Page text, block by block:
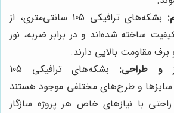
بشکه‌های ترافیکی 105 سانتی‌متری، از
ساخته شده‌اند و در برابر ضربه، نور
برف مقاومت بالایی دارند.
و طراحی:
بشکه‌های ترافیکی 105
سایزها و طرح‌های مختلفی موجود هستند
با نیازهای خاص هر پروژه سازگار